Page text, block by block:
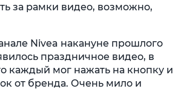
за рамки видео, возможно,
Nivea накануне прошлого
праздничное видео, в
каждый мог нажать на кнопку и
от бренда. Очень мило и